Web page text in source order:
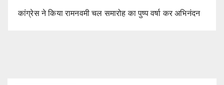
कांग्रेस ने किया रामनवमी चल समारोह का पुष्प वर्षा कर अभिनंदन